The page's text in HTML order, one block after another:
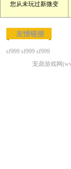
您从未玩过新微变
友情链接
sf999 sf999 sf999
宠鼎游戏网